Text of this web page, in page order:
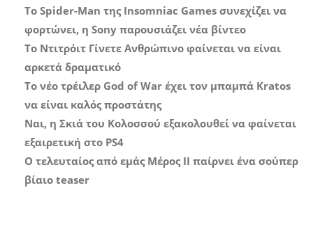
Το Spider-Man της Insomniac Games συνεχίζει να
φορτώνει, η Sony παρουσιάζει νέα βίντεο
Το Ντιτρόιτ Γίνετε Ανθρώπινο φαίνεται να είναι
αρκετά δραματικό
Το νέο τρέιλερ God of War έχει τον μπαμπά Kratos
να είναι καλός προστάτης
Ναι, η Σκιά του Κολοσσού εξακολουθεί να φαίνεται
εξαιρετική στο PS4
Ο τελευταίος από εμάς Μέρος ΙΙ παίρνει ένα σούπερ
βίαιο teaser